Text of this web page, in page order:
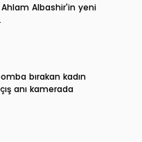
Albashir'in yeni
bırakan kadın
anı kamerada